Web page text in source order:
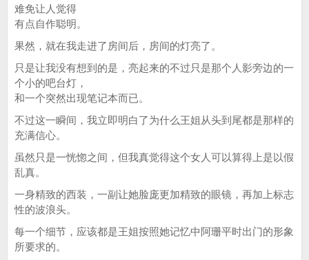
难免让人觉得
有点自作聪明。
果然，就在我走进了房间后，房间的灯亮了。
只是让我没有想到的是，亮起来的不过只是那个人影旁边的一
个小的吧台灯，
和一个突然出现笔记本而已。
不过这一瞬间，我立即明白了为什么王姐从头到尾都是那样的
充满信心。
虽然只是一恍惚之间，但我真觉得这个女人可以算得上是以假
乱真。
一身精致的西装，一副让她脸庞更加精致的眼镜，再加上标志
性的波浪头。
每一个细节，应该都是王姐按照她记忆中阿珊平时出门的形象
所要求的。